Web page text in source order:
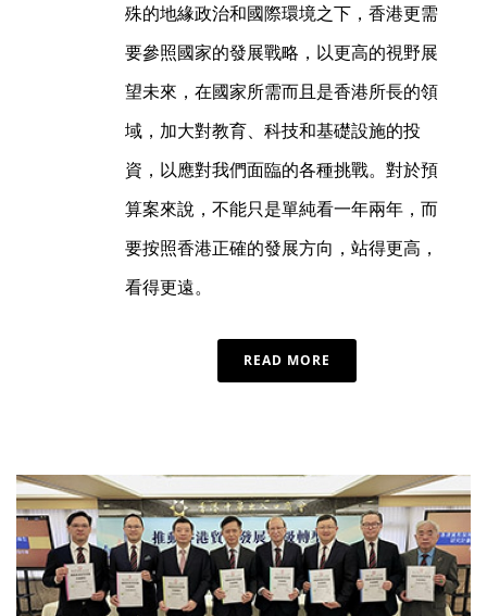
殊的地緣政治和國際環境之下，香港更需
要參照國家的發展戰略，以更高的視野展
望未來，在國家所需而且是香港所長的領
域，加大對教育、科技和基礎設施的投
資，以應對我們面臨的各種挑戰。對於預
算案來說，不能只是單純看一年兩年，而
要按照香港正確的發展方向，站得更高，
看得更遠。
READ MORE